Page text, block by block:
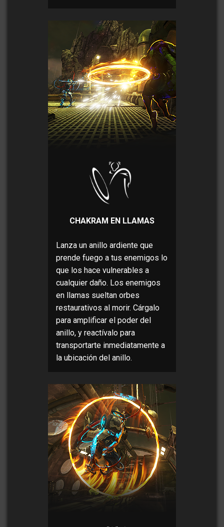
CHAKRAM EN LLAMAS
Lanza un anillo ardiente que
prende fuego a tus enemigos lo
que los hace vulnerables a
cualquier daño. Los enemigos
en llamas sueltan orbes
restaurativos al morir. Cárgalo
para amplificar el poder del
anillo, y reactívalo para
transportarte inmediatamente a
la ubicación del anillo.